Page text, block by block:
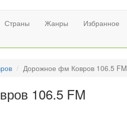
Страны Жанры Избранное
Дорожное фм Ковров 106.5 FM
106.5 FM